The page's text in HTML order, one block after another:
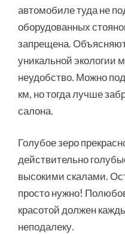
автомобиле туда не
оборудованных
запрещена.
уникальной экологии
неудобство. Можно
км, но тогда лучше
салона.
Голубое зеро
действительно
высокими скалами.
просто нужно!
красотой должен
неподалеку.